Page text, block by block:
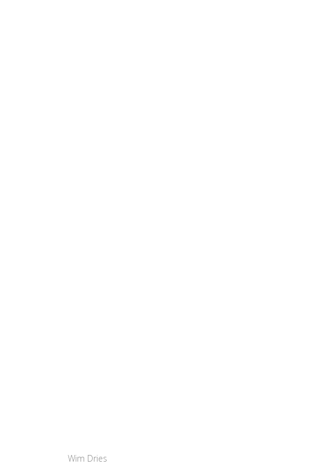
Wim Dries